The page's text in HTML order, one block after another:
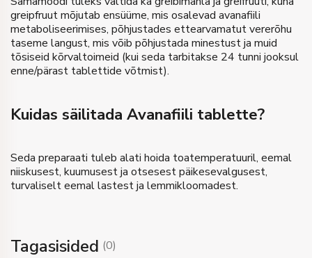
greipfruut mõjutab ensüüme, mis osalevad avanafiili
metaboliseerimises, põhjustades ettearvamatut vererõhu
taseme langust, mis võib põhjustada minestust ja muid
tõsiseid kõrvaltoimeid (kui seda tarbitakse 24 tunni jooksul
enne/pärast tablettide võtmist).
Kuidas säilitada Avanafiili tablette?
Seda preparaati tuleb alati hoida toatemperatuuril, eemal
niiskusest, kuumusest ja otsesest päikesevalgusest,
turvaliselt eemal lastest ja lemmikloomadest.
Tagasisided (0)